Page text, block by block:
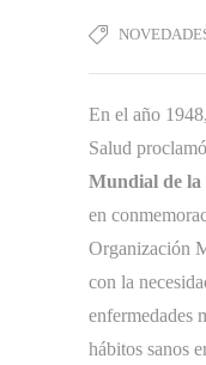
En el año
Salud
Mundial de la
en
Organización
con la
enfermedades
hábitos sanos